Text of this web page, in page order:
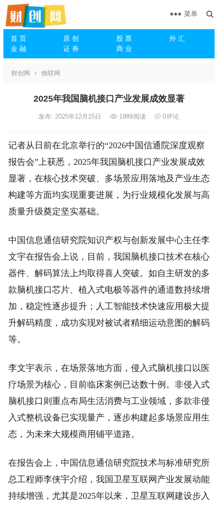
首 页 原 创 股 票
外 汇
金 融
证 券 商 业
菜单
财创网 物联网
2025年我国脑机接口产业发展成效显著
发布: 2025年12月15日 1989阅读 0评论
记者从日前在北京举行的“2026中国信通院深度观察
报告会”上获悉，2025年我国脑机接口产业发展成效
显著，在核心技术突破、多场景应用落地及产业生态
构建等方面均实现重要进展，为行业规模化发展与高
质量升级奠定坚实基础。
中国信息通信研究院知识产权与创新发展中心主任李
文宇在报告会上说，目前，我国脑机接口技术在核心
器件、解码算法上均取得喜人突破。如自主研发的多
款脑机接口芯片、植入式电极等器件的通道数持续增
加，稳定性逐步提升；人工智能技术快速应用极大提
升解码精度，成功实现对被试者精细运动意图的解码
等。
李文宇表示，在场景落地方面，侵入式脑机接口以医
疗场景为核心，目前临床案例已达数十例。非侵入式
脑机接口则重点布局生活消费与工业领域，多款非侵
入式整机设备已实现量产，逐步构建起多场景应用生
态，为未来大规模商用铺平道路。
在报告会上，中国信息通信研究院技术与标准研究所
总工程师李侠宇介绍，我国卫星互联网产业发展动能
持续增强，尤其是2025年以来，卫星互联网建设步入